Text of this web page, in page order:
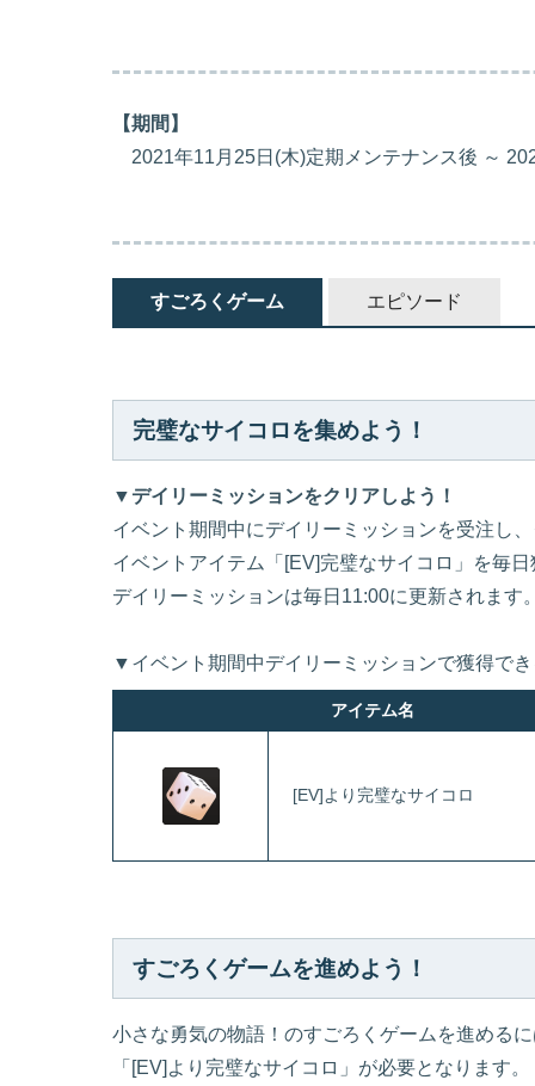
【期間】
2021年11月25日(木)定期メンテナンス後 ～
すごろくゲーム エピソード
完璧なサイコロを集めよう！
▼デイリーミッションをクリアしよう！
イベント期間中にデイリーミッションを受注し
イベントアイテム「[EV]完璧なサイコロ」を毎
デイリーミッションは毎日11:00に更新されます
▼イベント期間中デイリーミッションで獲得で
アイテム名
[EV]より完璧なサイコロ
すごろくゲームを進めよう！
小さな勇気の物語！のすごろくゲームを進める
「[EV]より完璧なサイコロ」が必要となります。